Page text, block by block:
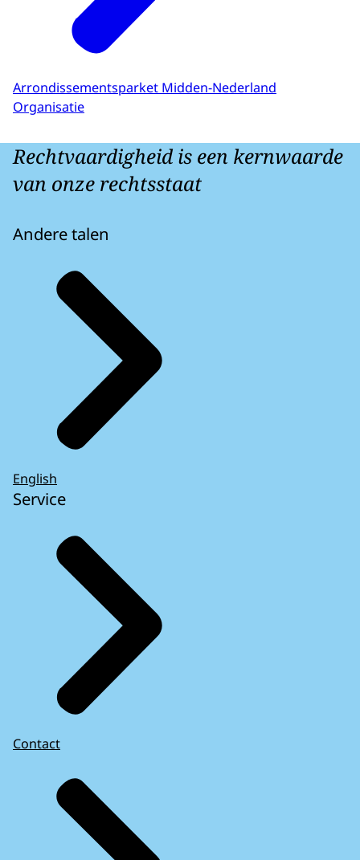
Arrondissementsparket Midden-Nederland
Organisatie
Rechtvaardigheid is een kernwaarde
van onze rechtsstaat
Andere talen
English
Service
Contact